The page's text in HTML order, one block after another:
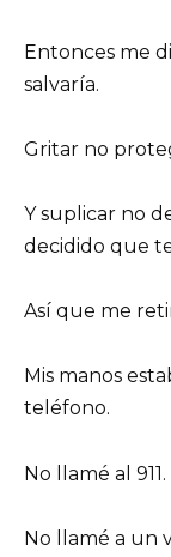
Entonces me
salvaría.
Gritar no
Y suplicar no
decidido que
Así que me
Mis manos
teléfono.
No llamé al 911.
No llamé a un